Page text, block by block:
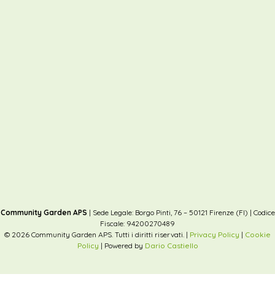
Community Garden APS | Sede Legale: Borgo Pinti, 76 – 50121 Firenze (FI) | Codice
Fiscale: 94200270489
© 2026 Community Garden APS. Tutti i diritti riservati. | Privacy Policy | Cookie
Policy | Powered by Dario Castiello